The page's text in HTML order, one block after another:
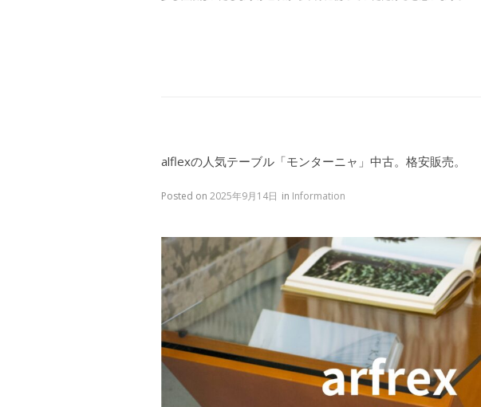
alflexの人気テーブル「モンターニャ」中古。格安販売。
Posted on 2025年9月14日 in Information